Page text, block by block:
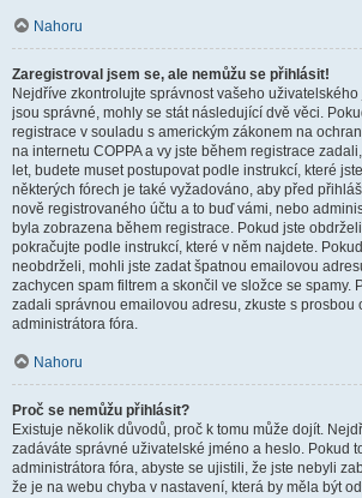
Nahoru
Zaregistroval jsem se, ale nemůžu se přihlásit!
Nejdříve zkontrolujte správnost vašeho
jsou správné, mohly se stát následující dvě věci.
registrace v souladu s americkým zákonem na
na internetu COPPA a vy jste během registrace
let, budete muset postupovat podle instrukcí, které
některých fórech je také vyžadováno, aby před
nově registrovaného účtu a to buď vámi, nebo
byla zobrazena během registrace. Pokud jste
pokračujte podle instrukcí, které v něm najdete.
neobdrželi, mohli jste zadat špatnou emailovou
zachycen spam filtrem a skončil ve složce se spamy.
zadali správnou emailovou adresu, zkuste s prosbou
administrátora fóra.
Nahoru
Proč se nemůžu přihlásit?
Existuje několik důvodů, proč k tomu může dojít.
zadáváte správné uživatelské jméno a heslo. Pokud
administrátora fóra, abyste se ujistili, že jste nebyli
že je na webu chyba v nastavení, která by měla být